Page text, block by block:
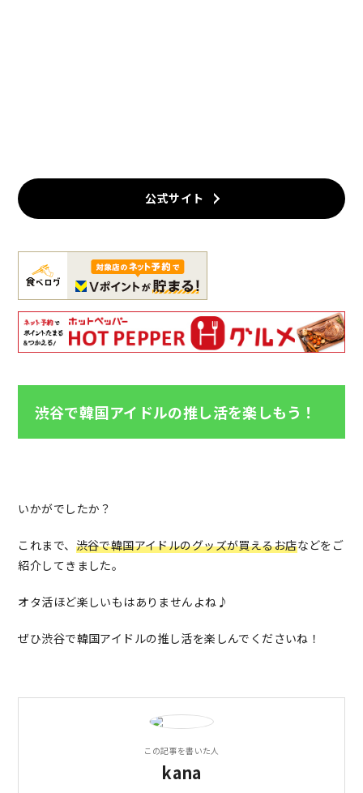
公式サイト
渋谷で韓国アイドルの推し活を楽しもう！
いかがでしたか？
これまで、 渋谷で韓国アイドルのグッズが買えるお店などをご
紹介してきました。
オタ活ほど楽しいもはありませんよね♪
ぜひ渋谷で韓国アイドルの推し活を楽しんでくださいね！
この記事を書いた人
kana